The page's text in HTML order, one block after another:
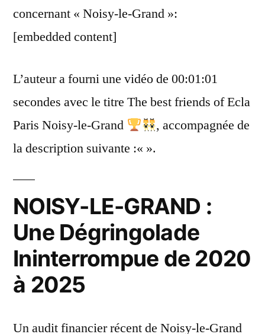
concernant « Noisy-le-Grand »:
[embedded content]
L’auteur a fourni une vidéo de 00:01:01
secondes avec le titre The best friends of Ecla
Paris Noisy-le-Grand
, accompagnée de
la description suivante :« ».
NOISY-LE-GRAND :
Une Dégringolade
Ininterrompue de 2020
à 2025
Un audit financier récent de Noisy-le-Grand